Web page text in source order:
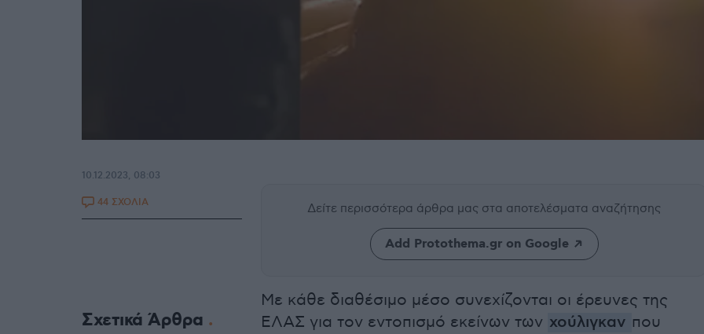
Δείτε περισσότερα άρθρα μας στα αποτελέσματα αναζήτησης
Add Protothema.gr on Google
Με κάθε διαθέσιμο μέσο συνεχίζονται οι έρευνες της
ΕΛΑΣ για τον εντοπισμό εκείνων των χούλιγκαν που
10.12.2023, 08:03
44 ΣΧΟΛΙΑ
Σχετικά Άρθρα